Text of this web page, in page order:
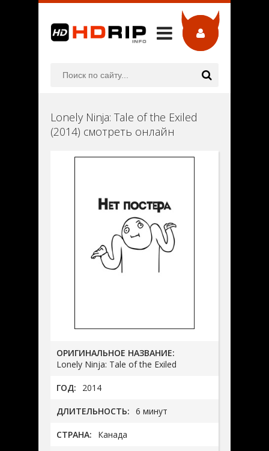
Lonely Ninja: Tale of the Exiled
(2014) смотреть онлайн
ОРИГИНАЛЬНОЕ НАЗВАНИЕ:
Lonely Ninja: Tale of the Exiled
ГОД: 2014
ДЛИТЕЛЬНОСТЬ: 6 минут
СТРАНА: Канада